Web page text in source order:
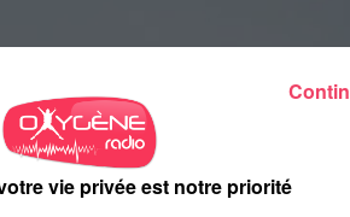
vie privée est notre priorité